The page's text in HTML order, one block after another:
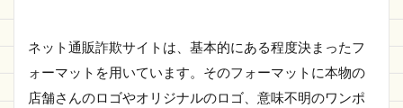
リア
詐欺
サイ
ネット通販詐欺サイトは、基本的にある程度決まったフ
ォーマットを用いています。そのフォーマットに本物の
店舗さんのロゴやオリジナルのロゴ、意味不明のワンポ